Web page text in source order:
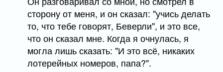
сторону от меня, и он сказал: "учись делать
то, что тебе говорят, Беверли", и это все,
что он сказал мне. Когда я очнулась, я
могла лишь сказать: "И это всё, никаких
лотерейных номеров, папа?".